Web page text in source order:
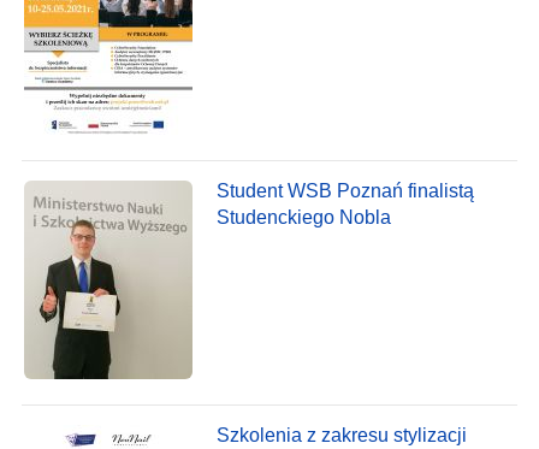
Student WSB Poznań finalistą
Studenckiego Nobla
Szkolenia z zakresu stylizacji